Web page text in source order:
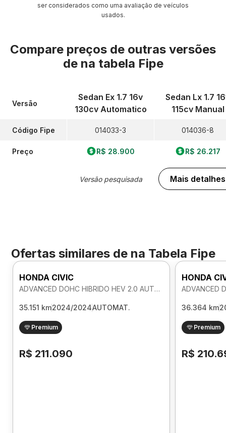
ser considerados como uma avaliação de veículos
usados.
Compare preços de outras versões
de na tabela Fipe
Versão
Código Fipe
Preço
Sedan Ex 1.7 16v
130cv Automatico
014033-3
R$ 28.900
Versão pesquisada
Sedan Lx 1.7
115cv Manual
014036-8
R$ 26.217
Mais detalhes
Ofertas similares de na Tabela Fipe
HONDA CIVIC
ADVANCED DOHC HIBRIDO HEV 2.0 AUTOMATICO
35.151 km2024/2024AUTOMAT.
Premium
R$ 211.090
HONDA
36.364 km
Premium
R$